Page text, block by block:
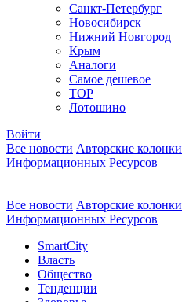
Санкт-Петербург
Новосибирск
Нижний Новгород
Крым
Аналоги
Самое дешевое
TOP
Лотошино
Войти
Все новости Авторские колонки
Информационных Ресурсов
Все новости Авторские колонки
Информационных Ресурсов
SmartCity
Власть
Общество
Тенденции